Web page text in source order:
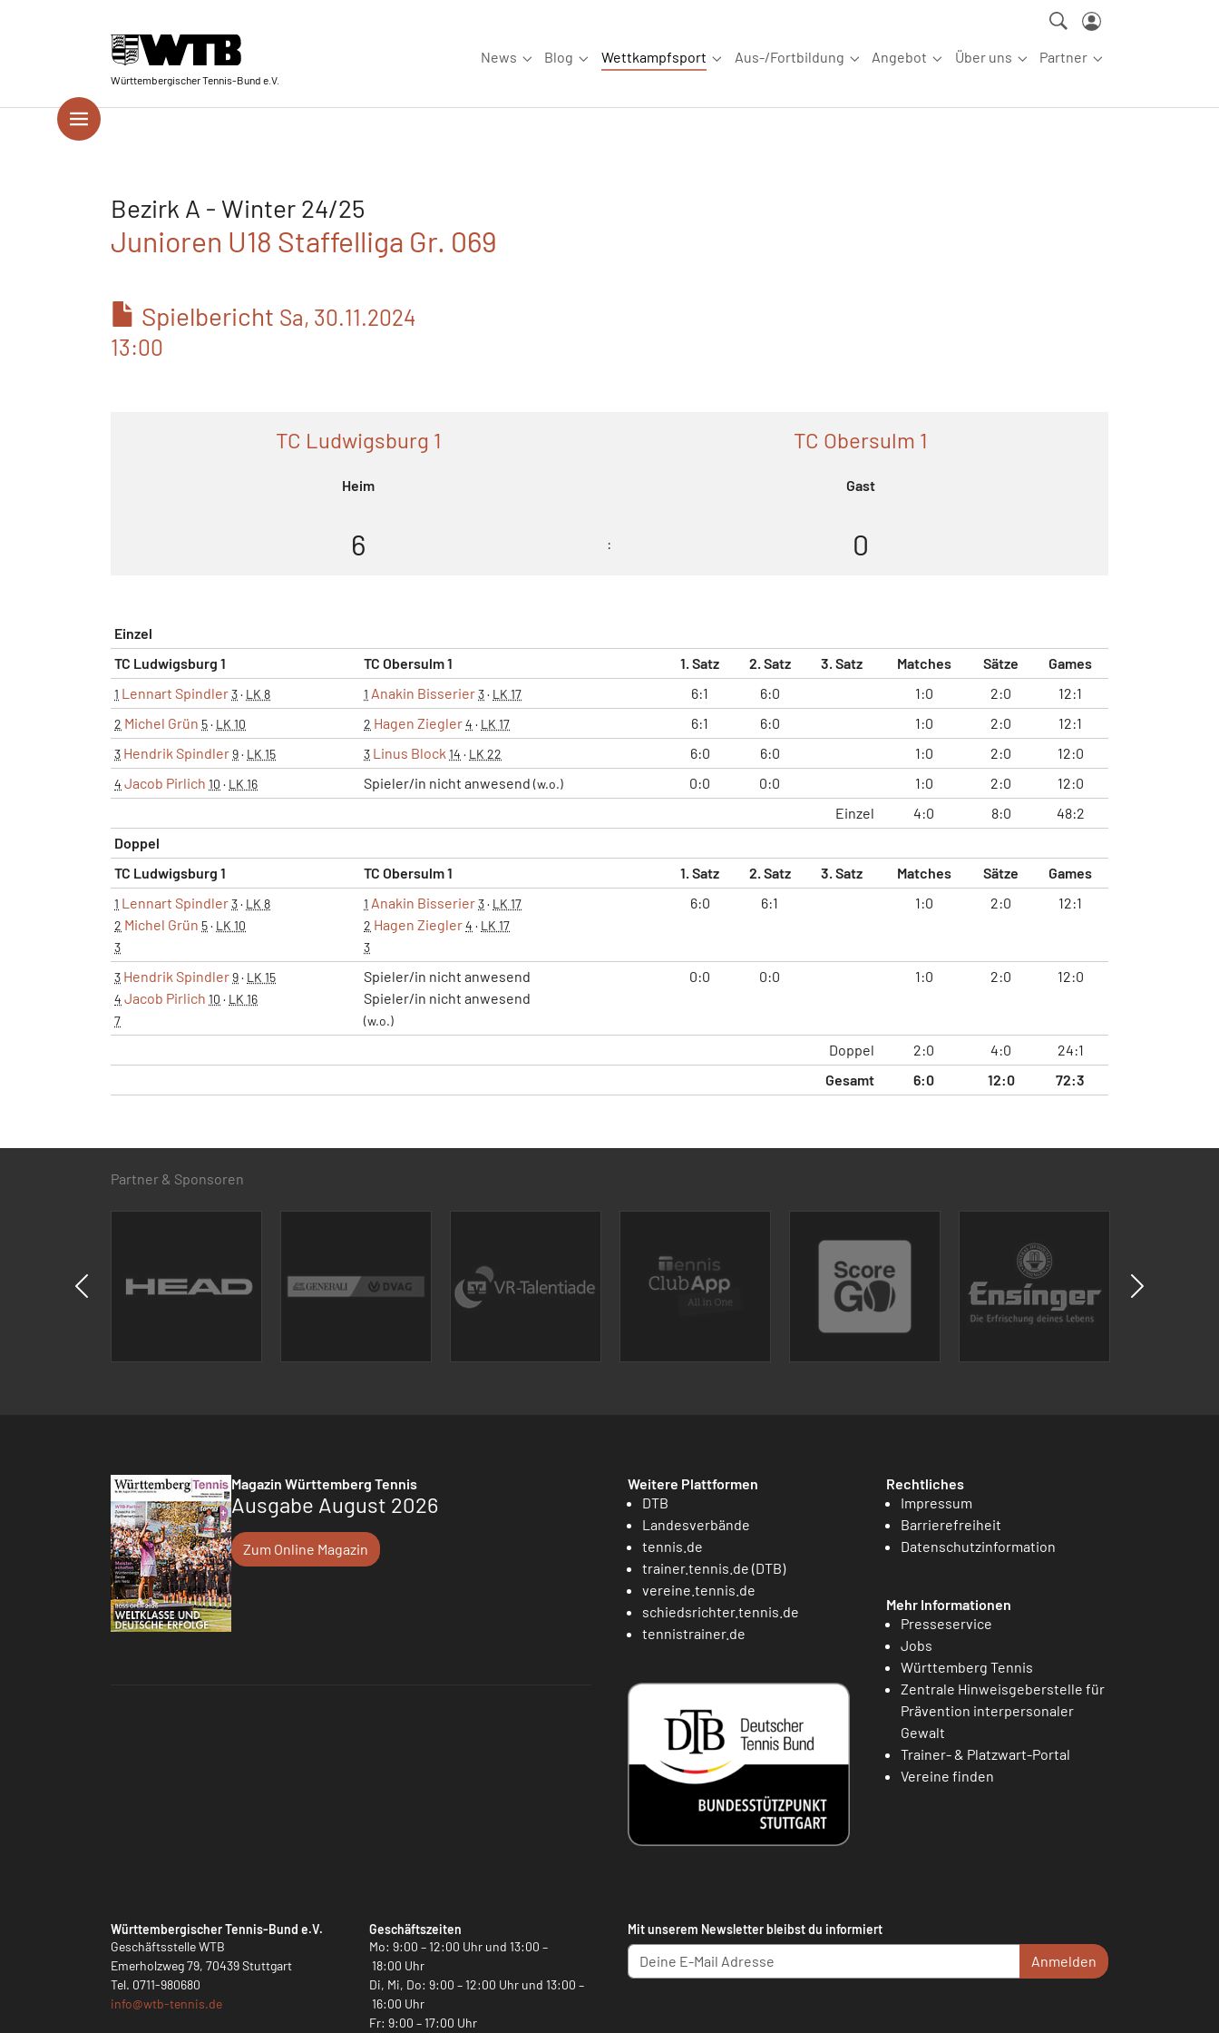
Württembergischer Tennis-Bund e.V.
News
Submenu for "News"
Blog
Submenu for "Blog"
Wettkampfsport
Submenu for "Wettkampfsport"
Aus-/Fortbildung
Submenu for "Aus-/Fortbildung"
Angebot
Submenu for "Angebot"
Über uns
Submenu for "Über uns"
Partner
Submenu for
Bezirk A - Winter 24/25
Junioren U18 Staffelliga Gr. 069
Spielbericht Sa, 30.11.2024
13:00
TC Ludwigsburg 1
Heim
TC Obersulm 1
Gast
6 : 0
Einzel
TC Ludwigsburg 1
TC Obersulm 1 1. Satz 2. Satz 3. Satz Matches Sätze Games
1 Lennart Spindler3· LK 8 1 Anakin Bisserier3· LK 17 6:1 6:0 1:0 2:0 12:1
2 Michel Grün 5· LK 10 2 Hagen Ziegler4 · LK 17 6:1 6:0 1:0 2:0 12:1
3 Hendrik Spindler9· LK 15 3 Linus Block 14 · LK 22 6:0 6:0 1:0 2:0 12:0
4 Jacob Pirlich 10 · LK 16 Spieler/in nicht anwesend (w.o.) 0:0 0:0 1:0 2:0
12:0
Einzel
4:0 8:0
48:2
Doppel
TC Ludwigsburg 1
TC Obersulm 1 1. Satz 2. Satz 3. Satz Matches Sätze Games
1 Lennart Spindler3· LK 8
2 Michel Grün 5· LK 10
3
1 Anakin Bisserier3· LK 17
2 Hagen Ziegler4 · LK 17
3
6:0 6:1 1:0 2:0 12:1
3 Hendrik Spindler9· LK 15
4 Jacob Pirlich 10 · LK 16
7
Spieler/in nicht anwesend
Spieler/in nicht anwesend
(w.o.)
0:0 0:0 1:0 2:0 12:0
Doppel 2:0 4:0
24:1
Gesamt
6:0 12:0 72:3
Partner & Sponsoren
Magazin Württemberg Tennis
Ausgabe August 2026
Zum Online Magazin
Weitere Plattformen
DTB
Landesverbände
tennis.de
trainer.tennis.de (DTB)
vereine.tennis.de
schiedsrichter.tennis.de
tennistrainer.de
Rechtliches
Impressum
Barrierefreiheit
Datenschutzinformation
Mehr Informationen
Presseservice
Jobs
Württemberg Tennis
Zentrale Hinweisgeberstelle für
Prävention interpersonaler
Gewalt
Trainer- & Platzwart-Portal
Vereine finden
Württembergischer Tennis-Bund e.V.
Geschäftsstelle WTB
Emerholzweg 79, 70439 Stuttgart
Tel. 0711-980680
info@wtb-tennis.de
Geschäftszeiten
Mo: 9:00 – 12:00 Uhr und 13:00 –
18:00 Uhr
Di, Mi, Do: 9:00 – 12:00 Uhr und 13:00 –
16:00 Uhr
Fr: 9:00 – 17:00 Uhr
Mit unserem Newsletter bleibst du informiert
Anmelden